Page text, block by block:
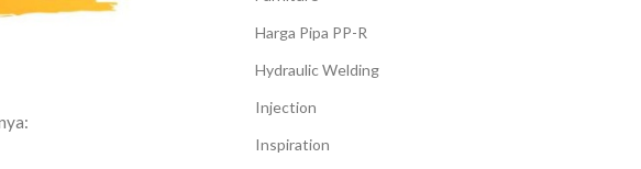
Harga Pipa PP-R
Hydraulic Welding
Injection
Inspiration